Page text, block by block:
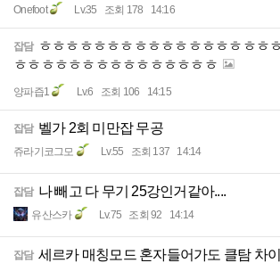
Onefoot Lv.35 조회 178 14:16
잡담 ㅎㅎㅎㅎㅎㅎㅎㅎㅎㅎㅎㅎㅎㅎㅎㅎㅎ
ㅎㅎㅎㅎㅎㅎㅎㅎㅎㅎㅎㅎㅎㅎㅎ
양파즙1 Lv.6 조회 106 14:15
잡담 벨가 2회 미만잡 무공
쥬라기코그모 Lv.55 조회 137 14:14
잡담 나 빼고 다 무기 25강인거같아....
유산스카 Lv.75 조회 92 14:14
잡담 세르카 매칭모드 혼자들어가도 클탐 차